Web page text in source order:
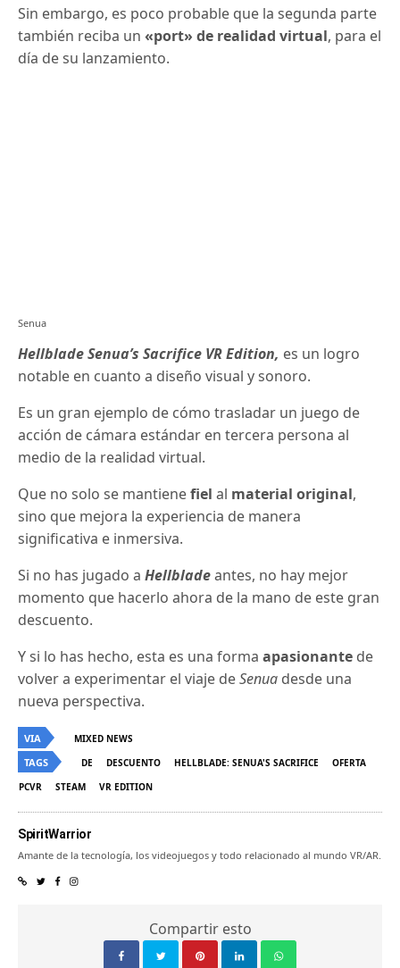
Sin embargo, es poco probable que la segunda parte
también reciba un«port» de realidad virtual, para el
día de su lanzamiento.
Senua
Hellblade Senua’s Sacrifice VR Edition, es un logro
notable en cuanto a diseño visual y sonoro.
Es un gran ejemplo de cómo trasladar un juego de
acción de cámara estándar en tercera persona al
medio de la realidad virtual.
Que no solo se mantienefiel al material original,
sino que mejora la experiencia de manera
significativa e inmersiva.
Si no has jugado aHellbladeantes, no hay mejor
momento que hacerlo ahora de la mano de este gran
descuento.
Y si lo has hecho, esta es una formaapasionante de
volver a experimentar el viaje deSenua desde una
nueva perspectiva.
VIA MIXED NEWS
TAGS DE DESCUENTO HELLBLADE: SENUA'S SACRIFICE
OFERTA
PCVR
STEAM VR EDITION
SpiritWarrior
Amante de la tecnología, los videojuegos y todo relacionado al mundo VR/AR.
Compartir esto